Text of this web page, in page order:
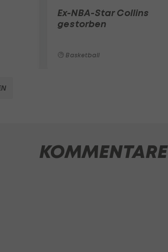
Ex-NBA-Star Collins
gestorben
Basketball
KOMMENTARE